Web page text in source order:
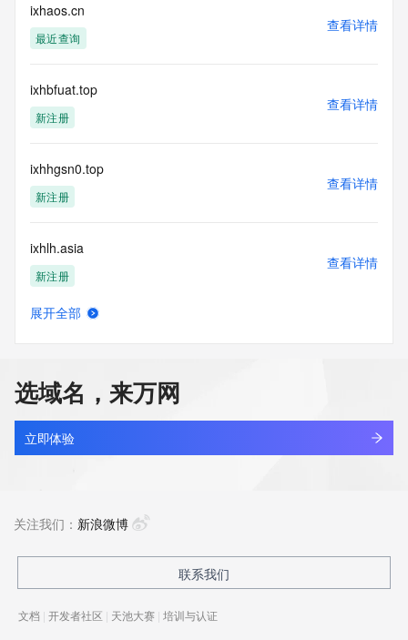
ixhaos.cn
最近查询
查看详情
ixhbfuat.top
新注册
查看详情
ixhhgsn0.top
新注册
查看详情
ixhlh.asia
新注册
查看详情
kingsun.cn
最近查询
查看详情
最近查询
展开全部
选域名，来万网
立即体验
关注我们： 新浪微博
联系我们
文档 | 开发者社区 | 天池大赛 | 培训与认证